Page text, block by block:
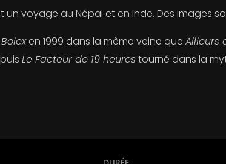
voyage au Népal et en Inde. Des images
en 1999 dans la même veine que Ailleurs
Le Facteur de 19 heurestourné dans la